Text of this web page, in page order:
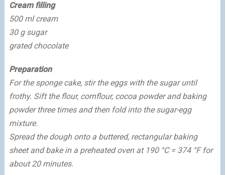
Cream filling
500 ml cream
30 g sugar
grated chocolate
Preparation
For the sponge cake, stir the eggs with the sugar until
frothy. Sift the flour, cornflour, cocoa powder and baking
powder three times and then fold into the sugar-egg
mixture.
Spread the dough onto a buttered, rectangular baking
sheet and bake in a preheated oven at 190 °C = 374 °F for
about 20 minutes.